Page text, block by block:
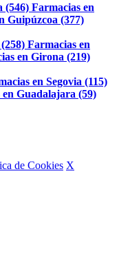
(546) Farmacias en
Guipúzcoa (377)
Farmacias en
en Girona (219)
en Segovia (115)
en Guadalajara (59)
de Cookies X